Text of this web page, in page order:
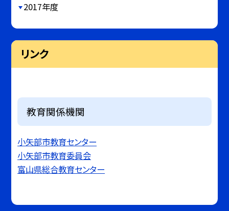
2017年度
リンク
教育関係機関
小矢部市教育センター
小矢部市教育委員会
富山県総合教育センター